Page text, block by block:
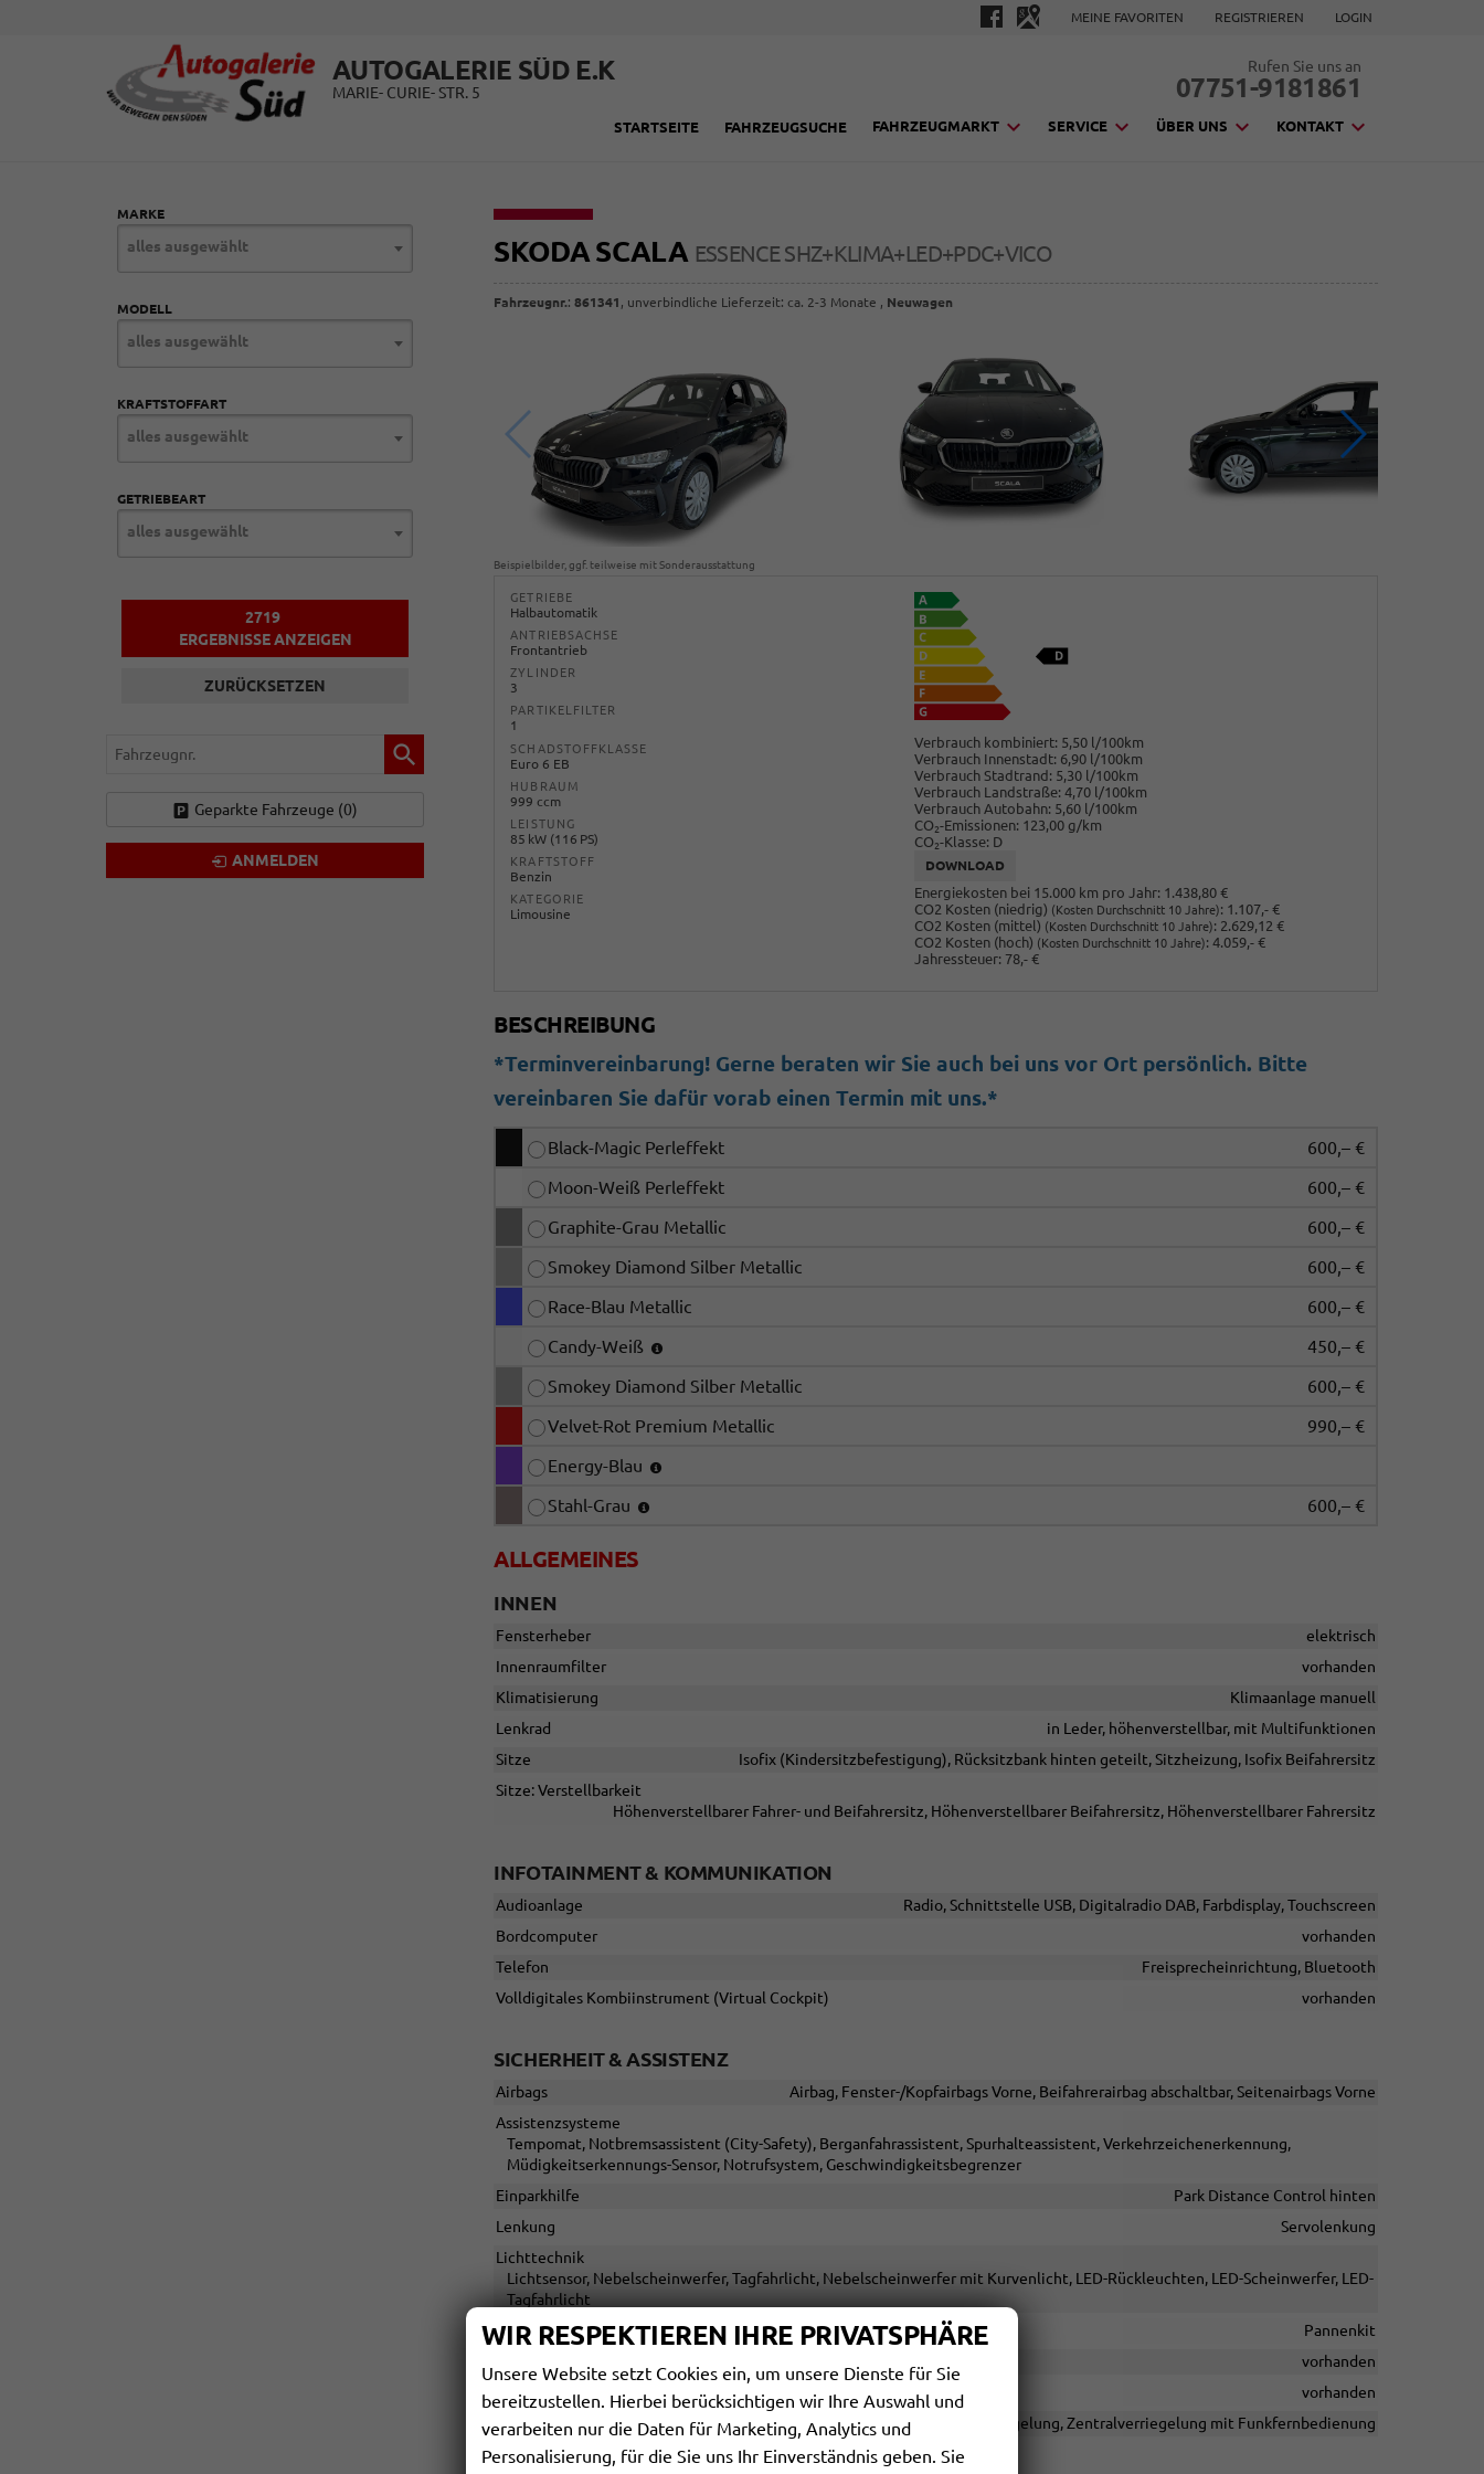
MEINE FAVORITEN REGISTRIEREN LOGIN
AUTOGALERIE SÜD E.K
MARIE- CURIE- STR. 5
Rufen Sie uns an
07751-9181861
STARTSEITE FAHRZEUGSUCHE FAHRZEUGMARKT SERVICE ÜBER UNS KONTAKT
SKODA SCALA ESSENCE SHZ+KLIMA+LED+PDC+VICO
Fahrzeugnr.:861341 , unverbindliche Lieferzeit: ca. 2-3 Monate , Neuwagen
Beispielbilder, ggf. teilweise mit Sonderausstattung
GETRIEBE
Halbautomatik
ANTRIEBSACHSE
Frontantrieb
ZYLINDER
3
PARTIKELFILTER
1
SCHADSTOFFKLASSE
Euro 6 EB
HUBRAUM
999 ccm
LEISTUNG
85 kW (116 PS)
KRAFTSTOFF
Benzin
KATEGORIE
Limousine
Verbrauch kombiniert: 5,50 l/100km
Verbrauch Innenstadt: 6,90 l/100km
Verbrauch Stadtrand: 5,30 l/100km
Verbrauch Landstraße: 4,70 l/100km
Verbrauch Autobahn: 5,60 l/100km
CO2-Emissionen: 123,00 g/km
CO2-Klasse: D
DOWNLOAD
Energiekosten bei 15.000 km pro Jahr: 1.438,80 €
CO2 Kosten (niedrig) (Kosten Durchschnitt 10 Jahre): 1.107,- €
CO2 Kosten (mittel) (Kosten Durchschnitt 10 Jahre): 2.629,12 €
CO2 Kosten (hoch) (Kosten Durchschnitt 10 Jahre): 4.059,- €
Jahressteuer: 78,- €
BESCHREIBUNG
*Terminvereinbarung! Gerne beraten wir Sie auch bei uns vor Ort persönlich. Bitte
vereinbaren Sie dafür vorab einen Termin mit uns.*
Black-Magic Perleffekt
600,– €
Moon-Weiß Perleffekt
600,– €
Graphite-Grau Metallic
600,– €
Smokey Diamond Silber Metallic
600,– €
Race-Blau Metallic
600,– €
Candy-Weiß
450,– €
Smokey Diamond Silber Metallic
600,– €
Velvet-Rot Premium Metallic
990,– €
Energy-Blau
Stahl-Grau
600,– €
ALLGEMEINES
INNEN
Fensterheber
elektrisch
Innenraumfilter
vorhanden
Klimatisierung
Klimaanlage manuell
Lenkrad
in Leder, höhenverstellbar, mit Multifunktionen
Sitze
Isofix (Kindersitzbefestigung), Rücksitzbank hinten geteilt, Sitzheizung, Isofix Beifahrersitz
Sitze: Verstellbarkeit
Höhenverstellbarer Fahrer- und Beifahrersitz, Höhenverstellbarer Beifahrersitz, Höhenverstellbarer Fahrersitz
INFOTAINMENT & KOMMUNIKATION
Audioanlage
Radio, Schnittstelle USB, Digitalradio DAB, Farbdisplay, Touchscreen
Bordcomputer
vorhanden
Telefon
Freisprecheinrichtung, Bluetooth
Volldigitales Kombiinstrument (Virtual Cockpit)
vorhanden
SICHERHEIT & ASSISTENZ
Airbags
Airbag, Fenster-/Kopfairbags Vorne, Beifahrerairbag abschaltbar, Seitenairbags Vorne
Assistenzsysteme
Tempomat, Notbremsassistent (City-Safety), Berganfahrassistent, Spurhalteassistent, Verkehrzeichenerkennung,
Müdigkeitserkennungs-Sensor, Notrufsystem, Geschwindigkeitsbegrenzer
Einparkhilfe
Park Distance Control hinten
Lenkung
Servolenkung
Lichttechnik
Lichtsensor, Nebelscheinwerfer, Tagfahrlicht, Nebelscheinwerfer mit Kurvenlicht, LED-Rückleuchten, LED-Scheinwerfer, LED-
Tagfahrlicht
Pannenhilfe
Pannenkit
vorhanden
Waschwasserstandsanzeige
vorhanden
Zentralverriegelung
Zentralverriegelung, Zentralverriegelung mit Funkfernbedienung
MARKE
alles ausgewählt
MODELL
alles ausgewählt
KRAFTSTOFFART
alles ausgewählt
GETRIEBEART
alles ausgewählt
2719
ERGEBNISSE ANZEIGEN
ZURÜCKSETZEN
Fahrzeugnr.
Geparkte Fahrzeuge (0)
ANMELDEN
WIR RESPEKTIEREN IHRE PRIVATSPHÄRE
Unsere Website setzt Cookies ein, um unsere Dienste für Sie
bereitzustellen. Hierbei berücksichtigen wir Ihre Auswahl und
verarbeiten nur die Daten für Marketing, Analytics und
Personalisierung, für die Sie uns Ihr Einverständnis geben. Sie